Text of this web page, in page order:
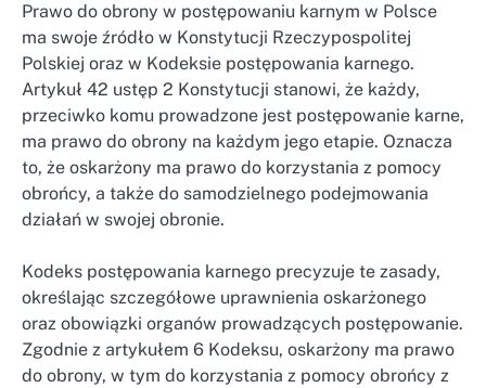
Prawo do obrony w postępowaniu karnym w Polsce
ma swoje źródło w Konstytucji Rzeczypospolitej
Polskiej oraz w Kodeksie postępowania karnego.
Artykuł 42 ustęp 2 Konstytucji stanowi, że każdy,
przeciwko komu prowadzone jest postępowanie karne,
ma prawo do obrony na każdym jego etapie. Oznacza
to, że oskarżony ma prawo do korzystania z pomocy
obrońcy, a także do samodzielnego podejmowania
działań w swojej obronie.
Kodeks postępowania karnego precyzuje te zasady,
określając szczegółowe uprawnienia oskarżonego
oraz obowiązki organów prowadzących postępowanie.
Zgodnie z artykułem 6 Kodeksu, oskarżony ma prawo
do obrony, w tym do korzystania z pomocy obrońcy z